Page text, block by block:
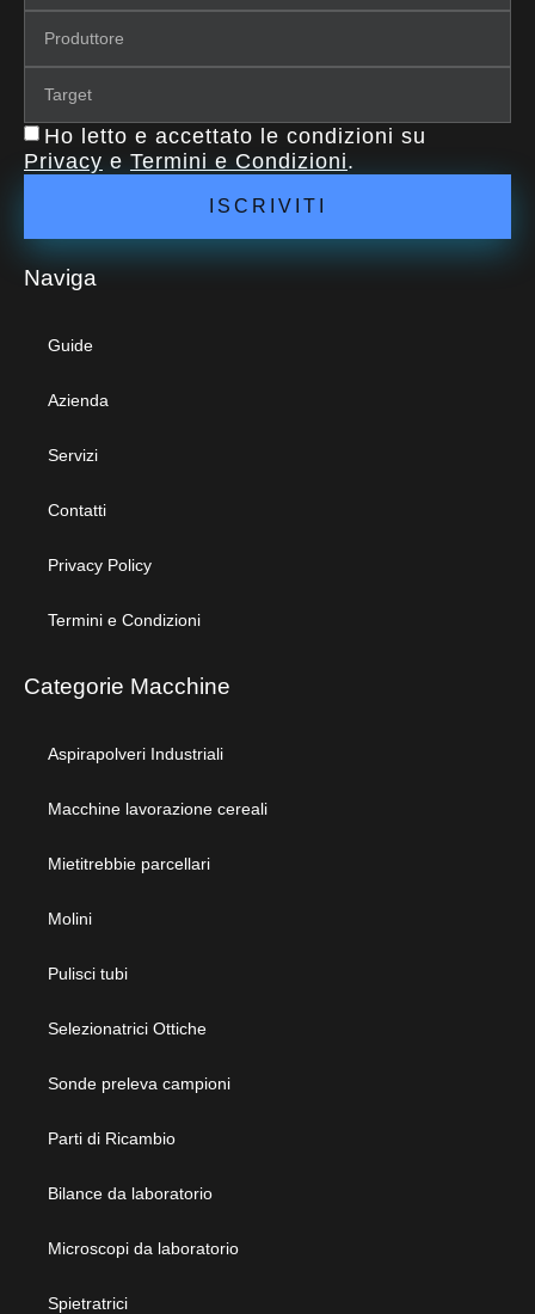
Ho letto e accettato le condizioni su
Privacy e Termini e Condizioni.
ISCRIVITI
Naviga
Guide
Azienda
Servizi
Contatti
Privacy Policy
Termini e Condizioni
Categorie Macchine
Aspirapolveri Industriali
Macchine lavorazione cereali
Mietitrebbie parcellari
Molini
Pulisci tubi
Selezionatrici Ottiche
Sonde preleva campioni
Parti di Ricambio
Bilance da laboratorio
Microscopi da laboratorio
Spietratrici